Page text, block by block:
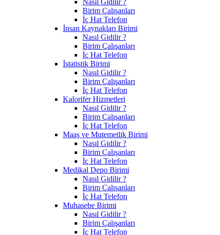
Birim Çalışanları
İç Hat Telefon
İnsan Kaynakları Birimi
Nasıl Gidilir ?
Birim Çalışanları
İç Hat Telefon
İstatistik Birimi
Nasıl Gidilir ?
Birim Çalışanları
İç Hat Telefon
Kalorifer Hizmetleri
Nasıl Gidilir ?
Birim Çalışanları
İç Hat Telefon
Maaş ve Mutemetlik Birimi
Nasıl Gidilir ?
Birim Çalışanları
İç Hat Telefon
Medikal Depo Birimi
Nasıl Gidilir ?
Birim Çalışanları
İç Hat Telefon
Muhasebe Birimi
Nasıl Gidilir ?
Birim Çalışanları
İç Hat Telefon